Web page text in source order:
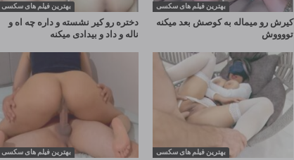
بهترین فیلم های سکسی
دختره رو کیر نشسته و داره چه اه و
ناله و داد و بیدادی میکنه
بهترین فیلم های سکسی
کیرش رو میماله به کوصش بعد میکنه
تووووش
بهترین فیلم های سکسی بهترین فیلم های سکسی